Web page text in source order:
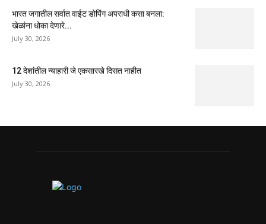
भारत जगातील सर्वात वाईट डोपिंग अपराधी कसा बनला:
खेळांना धोका देणारे...
July 30, 2026
12 देशांतील न्याहारी जे एकसारखे दिसत नाहीत
July 30, 2026